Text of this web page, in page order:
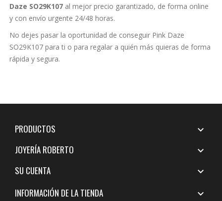
Daze SO29K107 al mejor precio garantizado, de forma online
y con envío urgente 24/48 horas.
No dejes pasar la oportunidad de conseguir Pink Daze
SO29K107 para ti o para regalar a quién más quieras de forma
rápida y segura.
PRODUCTOS 
JOYERÍA ROBERTO 
SU CUENTA 
INFORMACIÓN DE LA TIENDA 